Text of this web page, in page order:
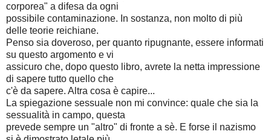
corporea" a difesa da ogni
possibile contaminazione. In sostanza, non molto di più
delle teorie reichiane.
Penso sia doveroso, per quanto ripugnante, essere informati
su questo argomento e vi
assicuro che, dopo questo libro, avrete la netta impressione
di sapere tutto quello che
c'è da sapere. Altra cosa è capire...
La spiegazione sessuale non mi convince: quale che sia la
sessualità in campo, questa
prevede sempre un "altro" di fronte a sè. E forse il nazismo